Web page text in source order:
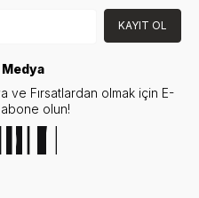
KAYIT OL
ve Fırsatlardan olmak için E-
olun!